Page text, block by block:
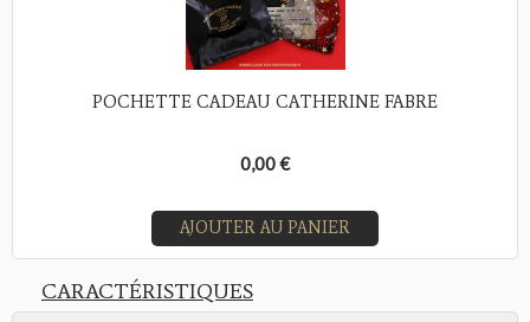
POCHETTE CADEAU CATHERINE FABRE
0,00 €
AJOUTER AU PANIER
CARACTÉRISTIQUES